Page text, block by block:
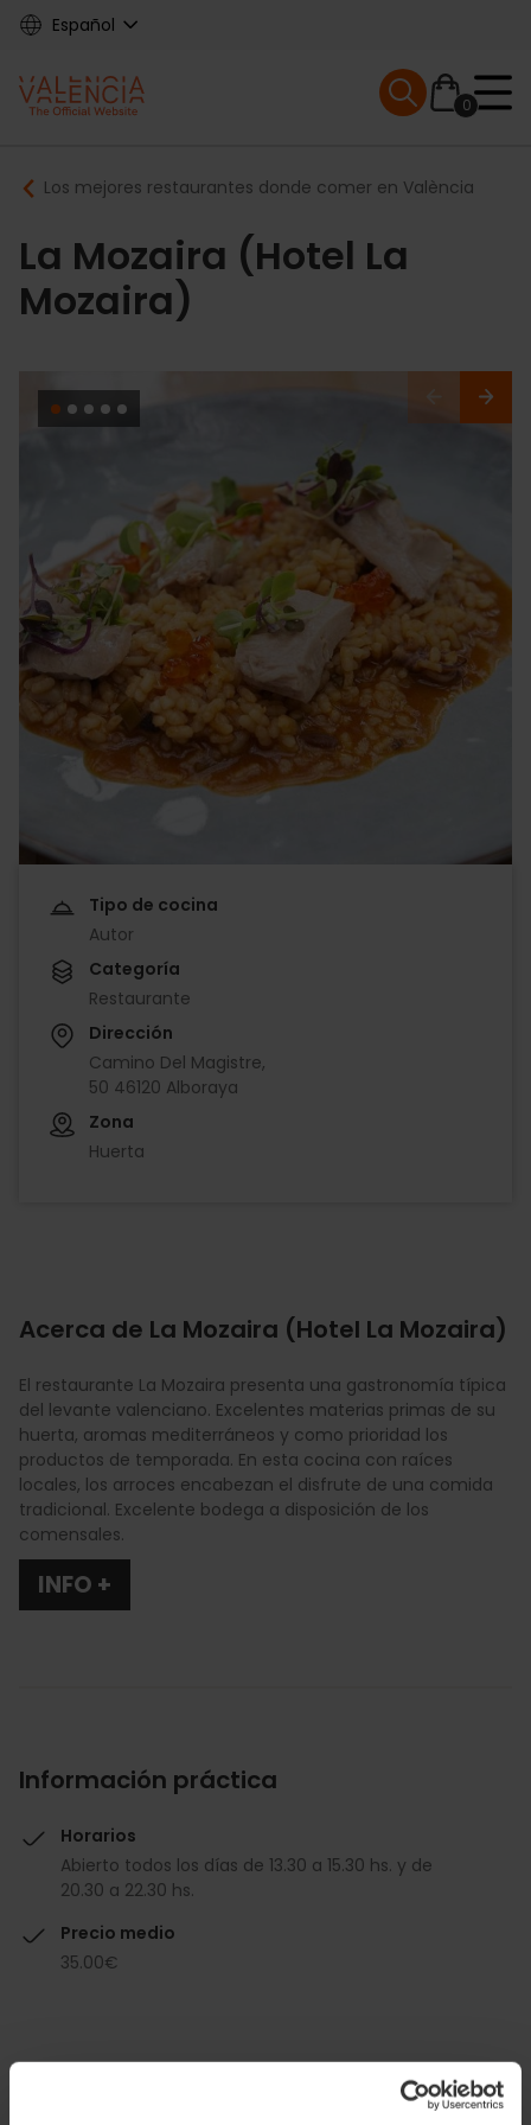
Skip
content
Español
Main
navigation
0
Mobile menu
Breadcrumb
Los mejores restaurantes donde comer en València
La Mozaira (Hotel La
Mozaira)
Tipo de cocina
Autor
Categoría
Restaurante
Dirección
Camino Del Magistre,
50 46120 Alboraya
Zona
Huerta
Acerca de La Mozaira (Hotel La Mozaira)
El restaurante La Mozaira presenta una gastronomía típica
del levante valenciano. Excelentes materias primas de su
huerta, aromas mediterráneos y como prioridad los
productos de temporada. En esta cocina con raíces
locales, los arroces encabezan el disfrute de una comida
tradicional. Excelente bodega a disposición de los
comensales.
INFO +
Información práctica
Horarios
Abierto todos los días de 13.30 a 15.30 hs. y de
20.30 a 22.30 hs.
Precio medio
35.00€